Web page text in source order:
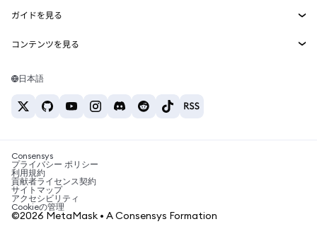
Snaps
Web3サービス
セキュリティ
サポート
キャリア
お問い合わせ
Solanaの価格
Tetherの価格
ETH→USD
USDT→INR
BTC→INR
ETH→USDT
ガイドを見る
ETHの購入
USDTの購入
SHIBの購入
BNBの購入
コンテンツを見る
Solanaウォレット
税制関連ニュース
暗号資産の購入方法は？
ビットコインを売るには？
日本語
Consensys
プライバシー ポリシー
利用規約
貢献者ライセンス契約
サイトマップ
アクセシビリティ
Cookieの管理
©2026 MetaMask • A Consensys Formation